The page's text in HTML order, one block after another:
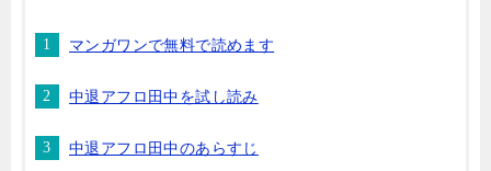
マンガワンで無料で読めます
中退アフロ田中を試し読み
中退アフロ田中のあらすじ